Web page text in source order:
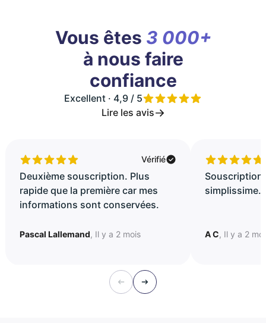
Vous êtes 3 000+
à nous faire
confiance
Excellent · 4,9 / 5
Lire les avis
Vérifié
Deuxième souscription. Plus
rapide que la première car mes
informations sont conservées.
Pascal Lallemand, Il y a 2 mois
Souscription
A C, Il y a 2